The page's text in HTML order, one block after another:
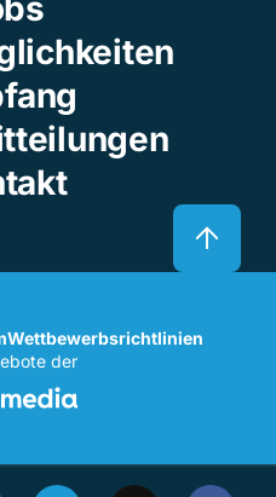
Wettbewerbsrichtlinien
der